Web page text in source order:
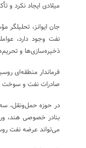
میلادی ایجاد نکرد و
نفت وجود دارد،
ذخیره‌سازی‌ها و
فرماندار منطقه‌ای
صادرات نفت و سوخت
در حوزه حمل‌ونقل، سه
بنادر خصوصی هند،
می‌تواند عرضه نفت